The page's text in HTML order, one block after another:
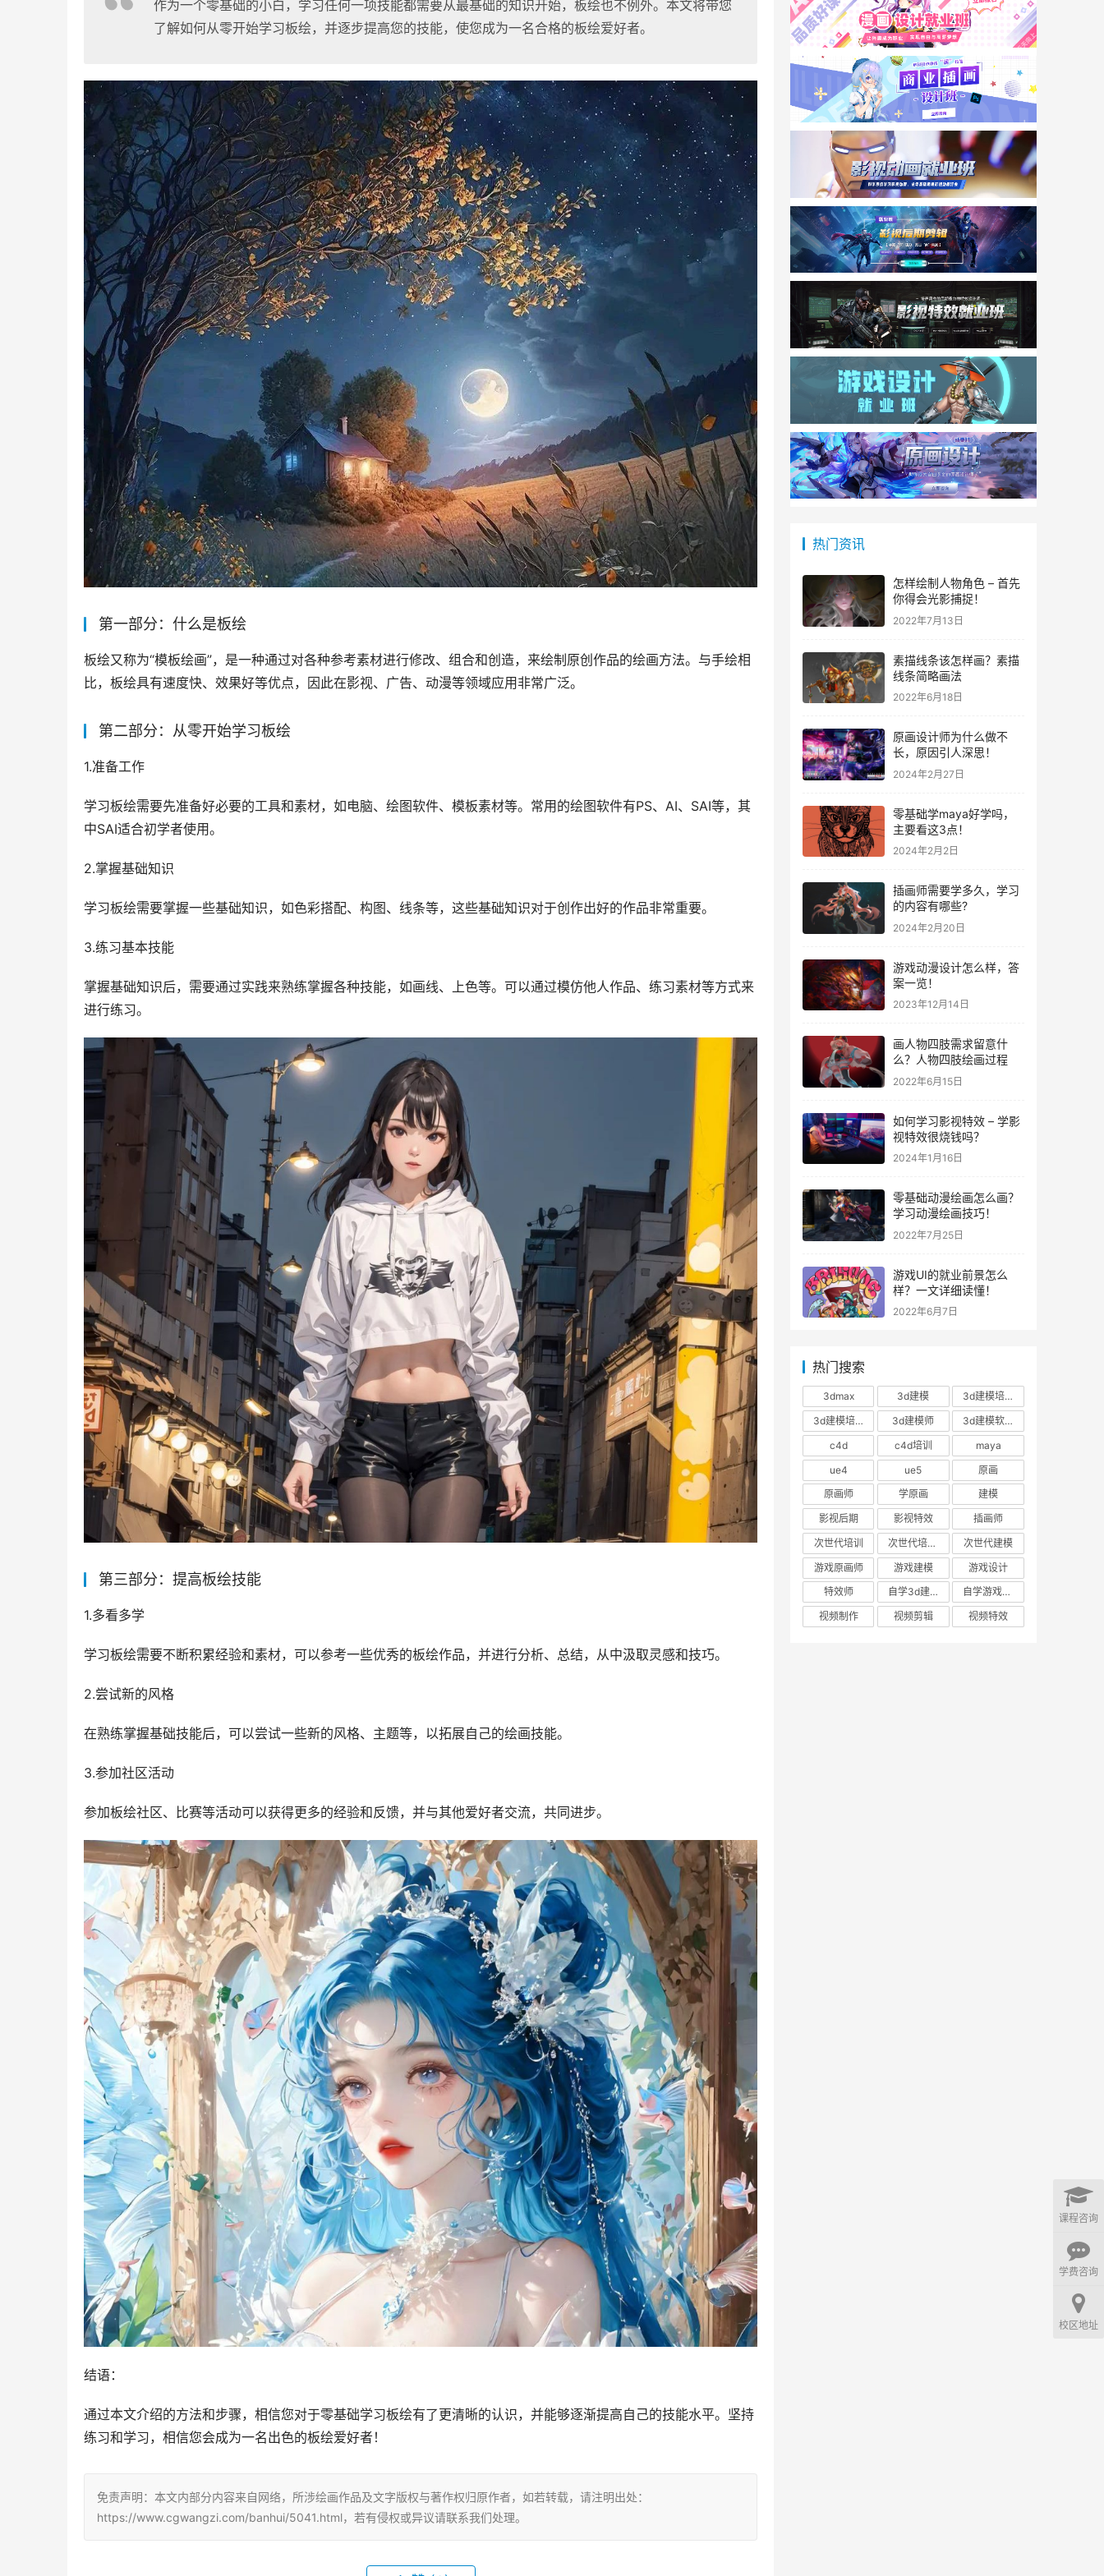
作为一个零基础的小白，学习任何一项技能都需要从最基础的知识开始，板绘也不例外。本文将带您
了解如何从零开始学习板绘，并逐步提高您的技能，使您成为一名合格的板绘爱好者。
第一部分：什么是板绘
板绘又称为“模板绘画”，是一种通过对各种参考素材进行修改、组合和创造，来绘制原创作品的绘画方法。与手绘相
比，板绘具有速度快、效果好等优点，因此在影视、广告、动漫等领域应用非常广泛。
第二部分：从零开始学习板绘
1.准备工作
学习板绘需要先准备好必要的工具和素材，如电脑、绘图软件、模板素材等。常用的绘图软件有PS、AI、SAI等，其
中SAI适合初学者使用。
2.掌握基础知识
学习板绘需要掌握一些基础知识，如色彩搭配、构图、线条等，这些基础知识对于创作出好的作品非常重要。
3.练习基本技能
掌握基础知识后，需要通过实践来熟练掌握各种技能，如画线、上色等。可以通过模仿他人作品、练习素材等方式来
进行练习。
第三部分：提高板绘技能
1.多看多学
学习板绘需要不断积累经验和素材，可以参考一些优秀的板绘作品，并进行分析、总结，从中汲取灵感和技巧。
2.尝试新的风格
在熟练掌握基础技能后，可以尝试一些新的风格、主题等，以拓展自己的绘画技能。
3.参加社区活动
参加板绘社区、比赛等活动可以获得更多的经验和反馈，并与其他爱好者交流，共同进步。
结语：
通过本文介绍的方法和步骤，相信您对于零基础学习板绘有了更清晰的认识，并能够逐渐提高自己的技能水平。坚持
练习和学习，相信您会成为一名出色的板绘爱好者！
免责声明：本文内部分内容来自网络，所涉绘画作品及文字版权与著作权归原作者，如若转载，请注明出处：
https://www.cgwangzi.com/banhui/5041.html，若有侵权或异议请联系我们处理。
热门资讯
怎样绘制人物角色 – 首先
你得会光影捕捉！
2022年7月13日
素描线条该怎样画？素描
线条简略画法
2022年6月18日
原画设计师为什么做不
长，原因引人深思！
2024年2月27日
零基础学maya好学吗，
主要看这3点！
2024年2月2日
插画师需要学多久，学习
的内容有哪些?
2024年2月20日
游戏动漫设计怎么样，答
案一览！
2023年12月14日
画人物四肢需求留意什
么？人物四肢绘画过程
2022年6月15日
如何学习影视特效 – 学影
视特效很烧钱吗？
2024年1月16日
零基础动漫绘画怎么画？
学习动漫绘画技巧！
2022年7月25日
游戏UI的就业前景怎么
样？一文详细读懂！
2022年6月7日
热门搜索
3dmax 3d建模
3d建模培训
3d建模培训班
3d建模师
3d建模软件
c4d
c4d培训
maya
ue4
ue5
原画
原画师
学原画
建模
影视后期
影视特效
插画师
次世代培训
次世代培训机构
次世代建模
游戏原画师
游戏建模
游戏设计
特效师
自学3d建模
自学游戏建模
视频制作
视频剪辑 视频特效
课程咨询
学费咨询
校区地址